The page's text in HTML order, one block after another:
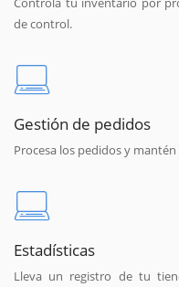
de control.
Gestión de pedidos
Procesa los pedidos y
Estadísticas
Lleva un registro de tu